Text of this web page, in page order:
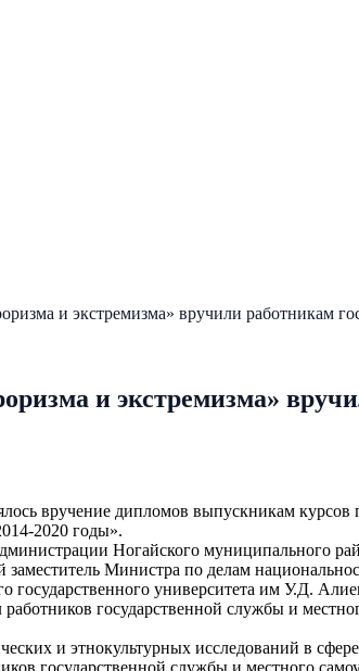
и экстремизма» вручили работникам
и экстремизма»
вручение дипломов выпускникам
2020 годы».
Ногайского муниципального
Министра по делам
государственного университета им У.Д.
государственной службы и
и этнокультурных исследований в
государственной службы и местного